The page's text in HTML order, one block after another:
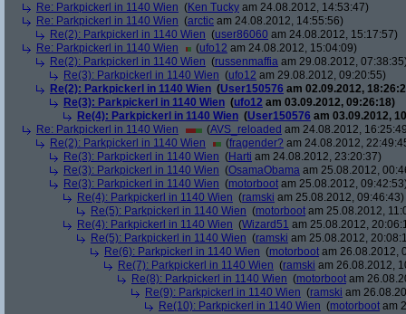
Re: Parkpickerl in 1140 Wien (Ken Tucky am 24.08.2012, 14:53:47)
Re: Parkpickerl in 1140 Wien (arctic am 24.08.2012, 14:55:56)
Re(2): Parkpickerl in 1140 Wien (user86060 am 24.08.2012, 15:17:57)
Re: Parkpickerl in 1140 Wien
(ufo12 am 24.08.2012, 15:04:09)
Re(2): Parkpickerl in 1140 Wien (russenmaffia am 29.08.2012,
Re(3): Parkpickerl in 1140 Wien (ufo12 am 29.08.2012, 09:20:55)
Re(2): Parkpickerl in 1140 Wien (User150576 am 02.09.2012,
Re(3): Parkpickerl in 1140 Wien (ufo12 am 03.09.2012, 09:26:18)
Re(4): Parkpickerl in 1140 Wien (User150576 am 03.09.2012,
Re: Parkpickerl in 1140 Wien
(AVS_reloaded am 24.08.2012,
Re(2): Parkpickerl in 1140 Wien
(fragender? am 24.08.2012,
Re(3): Parkpickerl in 1140 Wien (Harti am 24.08.2012, 23:20:37)
Re(3): Parkpickerl in 1140 Wien (OsamaObama am 25.08.2012,
Re(3): Parkpickerl in 1140 Wien (motorboot am 25.08.2012,
Re(4): Parkpickerl in 1140 Wien (ramski am 25.08.2012, 09:46:43)
Re(5): Parkpickerl in 1140 Wien (motorboot am 25.08.2012,
Re(4): Parkpickerl in 1140 Wien (Wizard51 am 25.08.2012,
Re(5): Parkpickerl in 1140 Wien (ramski am 25.08.2012,
Re(6): Parkpickerl in 1140 Wien (motorboot am 26.08.2012,
Re(7): Parkpickerl in 1140 Wien (ramski am 26.08.2012,
Re(8): Parkpickerl in 1140 Wien (motorboot am
Re(9): Parkpickerl in 1140 Wien (ramski am
Re(10): Parkpickerl in 1140 Wien (motorboot am